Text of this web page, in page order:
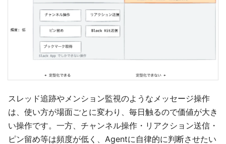
スレッド追跡やメンション監視のようなメッセージ操作
は、使い方が場面ごとに変わり、毎日触るので価値が大き
い操作です。一方、チャンネル操作・リアクション送信・
ピン留め等は頻度が低く、Agentに自律的に判断させたい